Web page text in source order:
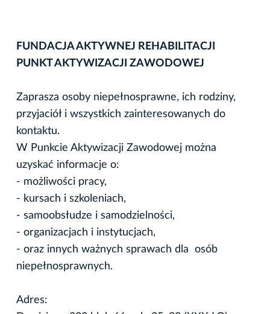
FUNDACJA AKTYWNEJ REHABILITACJI
PUNKT AKTYWIZACJI ZAWODOWEJ
Zaprasza osoby niepełnosprawne, ich rodziny,
przyjaciół i wszystkich zainteresowanych do
kontaktu.
W Punkcie Aktywizacji Zawodowej można
uzyskać informacje o:
- możliwości pracy,
- kursach i szkoleniach,
- samoobsłudze i samodzielności,
- organizacjach i instytucjach,
- oraz innych ważnych sprawach dla osób
niepełnosprawnych.
Adres: